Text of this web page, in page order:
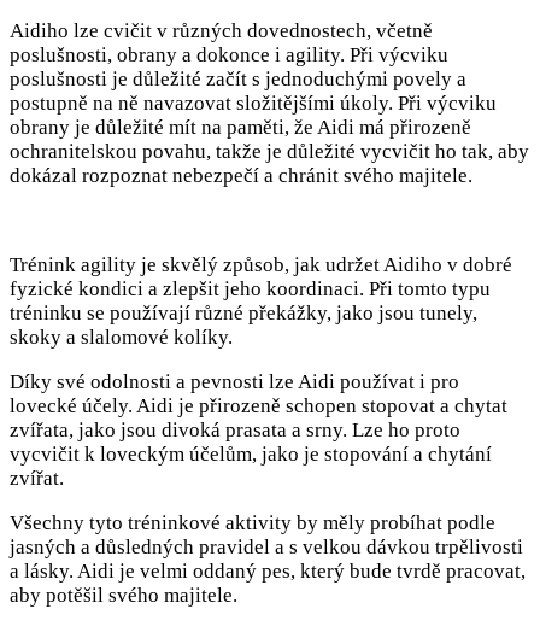
Aidiho lze cvičit v různých dovednostech, včetně
poslušnosti, obrany a dokonce i agility. Při výcviku
poslušnosti je důležité začít s jednoduchými povely a
postupně na ně navazovat složitějšími úkoly. Při výcviku
obrany je důležité mít na paměti, že Aidi má přirozeně
ochranitelskou povahu, takže je důležité vycvičit ho tak, aby
dokázal rozpoznat nebezpečí a chránit svého majitele.
Trénink agility je skvělý způsob, jak udržet Aidiho v dobré
fyzické kondici a zlepšit jeho koordinaci. Při tomto typu
tréninku se používají různé překážky, jako jsou tunely,
skoky a slalomové kolíky.
Díky své odolnosti a pevnosti lze Aidi používat i pro
lovecké účely. Aidi je přirozeně schopen stopovat a chytat
zvířata, jako jsou divoká prasata a srny. Lze ho proto
vycvičit k loveckým účelům, jako je stopování a chytání
zvířat.
Všechny tyto tréninkové aktivity by měly probíhat podle
jasných a důsledných pravidel a s velkou dávkou trpělivosti
a lásky. Aidi je velmi oddaný pes, který bude tvrdě pracovat,
aby potěšil svého majitele.